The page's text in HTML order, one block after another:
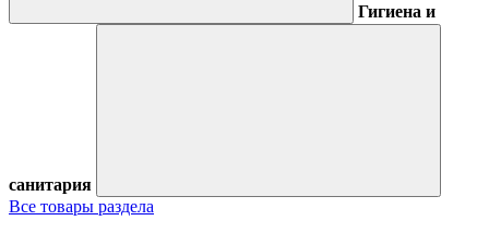
Гигиена и
санитария
Все товары раздела